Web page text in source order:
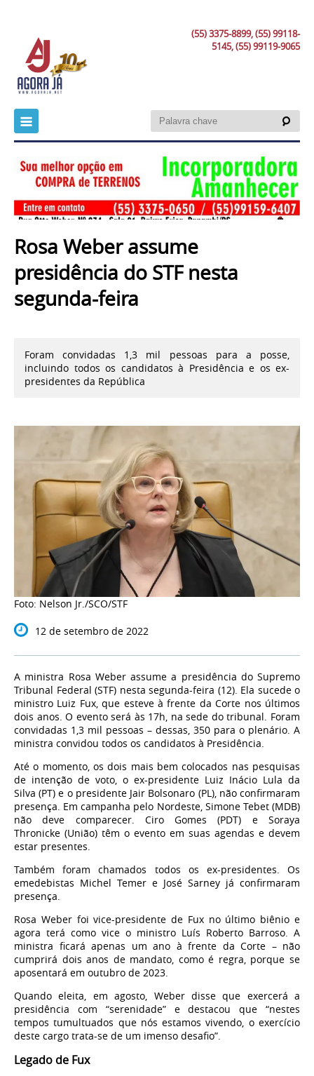
(55) 3375-8899, (55) 99118-
5145, (55) 99119-9065
Rosa Weber assume
presidência do STF nesta
segunda-feira
Foram convidadas 1,3 mil pessoas para a posse,
incluindo todos os candidatos à Presidência e os ex-
presidentes da República
Foto: Nelson Jr./SCO/STF
12 de setembro de 2022
A ministra Rosa Weber assume a presidência do Supremo
Tribunal Federal (STF) nesta segunda-feira (12). Ela sucede o
ministro Luiz Fux, que esteve à frente da Corte nos últimos
dois anos. O evento será às 17h, na sede do tribunal. Foram
convidadas 1,3 mil pessoas – dessas, 350 para o plenário. A
ministra convidou todos os candidatos à Presidência.
Até o momento, os dois mais bem colocados nas pesquisas
de intenção de voto, o ex-presidente Luiz Inácio Lula da
Silva (PT) e o presidente Jair Bolsonaro (PL), não confirmaram
presença. Em campanha pelo Nordeste, Simone Tebet (MDB)
não deve comparecer. Ciro Gomes (PDT) e Soraya
Thronicke (União) têm o evento em suas agendas e devem
estar presentes.
Também foram chamados todos os ex-presidentes. Os
emedebistas Michel Temer e José Sarney já confirmaram
presença.
Rosa Weber foi vice-presidente de Fux no último biênio e
agora terá como vice o ministro Luís Roberto Barroso. A
ministra ficará apenas um ano à frente da Corte – não
cumprirá dois anos de mandato, como é regra, porque se
aposentará em outubro de 2023.
Quando eleita, em agosto, Weber disse que exercerá a
presidência com “serenidade” e destacou que “nestes
tempos tumultuados que nós estamos vivendo, o exercício
deste cargo trata-se de um imenso desafio”.
Legado de Fux